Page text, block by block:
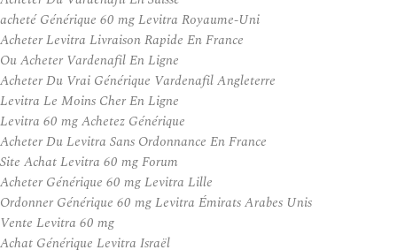
acheté Générique 60 mg Levitra Royaume-Uni
Acheter Levitra Livraison Rapide En France
Ou Acheter Vardenafil En Ligne
Acheter Du Vrai Générique Vardenafil Angleterre
Levitra Le Moins Cher En Ligne
Levitra 60 mg Achetez Générique
Acheter Du Levitra Sans Ordonnance En France
Site Achat Levitra 60 mg Forum
Acheter Générique 60 mg Levitra Lille
Ordonner Générique 60 mg Levitra Émirats Arabes Unis
Vente Levitra 60 mg
Achat Générique Levitra Israël